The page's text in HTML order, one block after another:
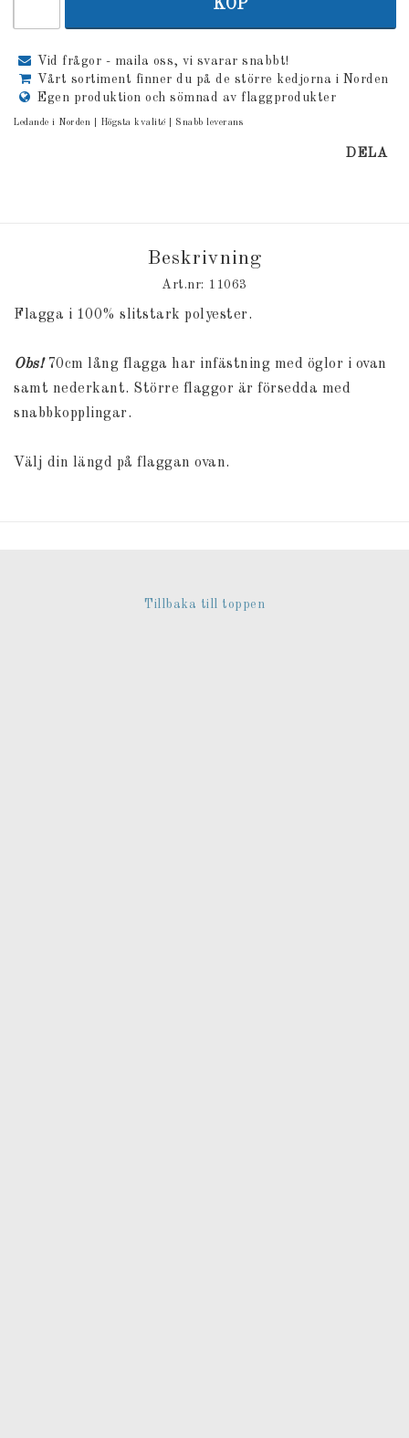
KÖP
Vid frågor - maila oss, vi svarar snabbt!
Vårt sortiment finner du på de större kedjorna i Norden
Egen produktion och sömnad av flaggprodukter
Ledande i Norden | Högsta kvalité | Snabb leverans
DELA
Beskrivning
Art.nr: 11063
Flagga i 100% slitstark polyester.
Obs!70cm lång flagga har infästning med öglor i ovan
samt nederkant. Större flaggor är försedda med
snabbkopplingar.
Välj din längd på flaggan ovan.
Tillbaka till toppen